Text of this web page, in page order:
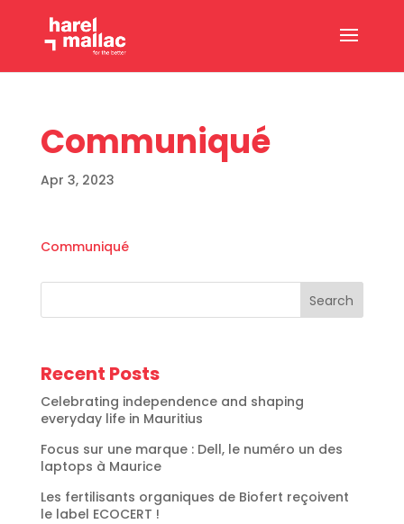
Communiqué
Apr 3, 2023
Communiqué
Search
Recent Posts
Celebrating independence and shaping
everyday life in Mauritius
Focus sur une marque : Dell, le numéro un des
laptops à Maurice
Les fertilisants organiques de Biofert reçoivent
le label ECOCERT !